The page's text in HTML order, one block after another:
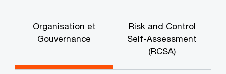
Organisation et
Gouvernance
Risk and Control
Self-Assessment
(RCSA)